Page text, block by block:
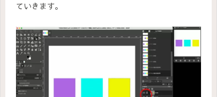
ていきます。